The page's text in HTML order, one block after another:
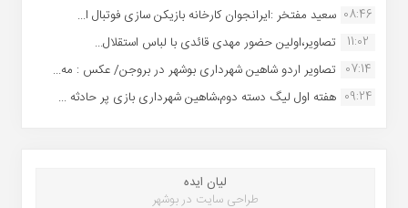
08:46 سعید مفتخر :ایرانجوان کارخانه بازیکن سازی فوتبال ا...
11:02
تصاویر،اولین حضور مهدی قائدی با لباس استقلال...
07:14 تصاویر اردو شاهین شهرداری بوشهر در بروجن/ عکس : مه...
09:24 هفته اول لیگ دسته دوم،شاهین شهرداری بازی پر حادثه ...
لیان ایده
طراحی سایت در بوشهر